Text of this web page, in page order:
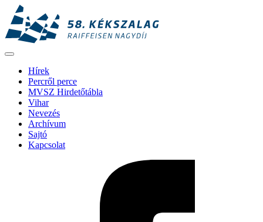
Hírek
Percről perce
MVSZ Hirdetőtábla
Vihar
Nevezés
Archívum
Sajtó
Kapcsolat